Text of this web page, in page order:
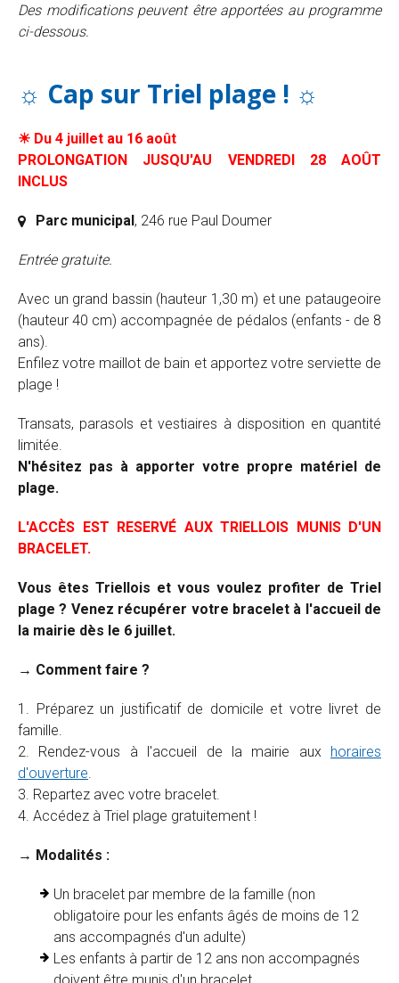
Des modifications peuvent être apportées au programme
ci-dessous.
☼ Cap sur Triel plage ! ☼
☀ Du 4 juillet au 16 août
PROLONGATION JUSQU'AU VENDREDI 28 AOÛT
INCLUS
Parc municipal, 246 rue Paul Doumer
Entrée gratuite.
Avec un grand bassin (hauteur 1,30 m) et une pataugeoire
(hauteur 40 cm) accompagnée de pédalos (enfants - de 8
ans).
Enfilez votre maillot de bain et apportez votre serviette de
plage !
Transats, parasols et vestiaires à disposition en quantité
limitée.
N'hésitez pas à apporter votre propre matériel de
plage.
L'ACCÈS EST RESERVÉ AUX TRIELLOIS MUNIS D'UN
BRACELET.
Vous êtes Triellois et vous voulez profiter de Triel
plage ? Venez récupérer votre bracelet à l'accueil de
la mairie dès le 6 juillet.
→ Comment faire ?
Préparez un justificatif de domicile et votre livret de
famille.
Rendez-vous à l'accueil de la mairie aux horaires
d'ouverture.
Repartez avec votre bracelet.
Accédez à Triel plage gratuitement !
→ Modalités :
Un bracelet par membre de la famille (non
obligatoire pour les enfants âgés de moins de 12
ans accompagnés d'un adulte)
Les enfants à partir de 12 ans non accompagnés